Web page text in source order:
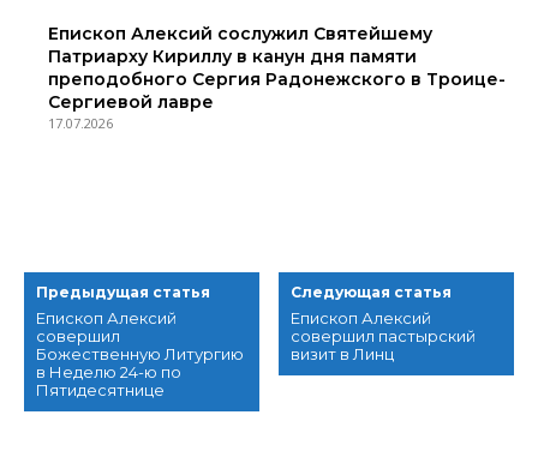
Епископ Алексий сослужил Святейшему
Патриарху Кириллу в канун дня памяти
преподобного Сергия Радонежского в Троице-
Сергиевой лавре
17.07.2026
Предыдущая статья
Епископ Алексий
совершил
Божественную Литургию
в Неделю 24-ю по
Пятидесятнице
Следующая статья
Епископ Алексий
совершил пастырский
визит в Линц